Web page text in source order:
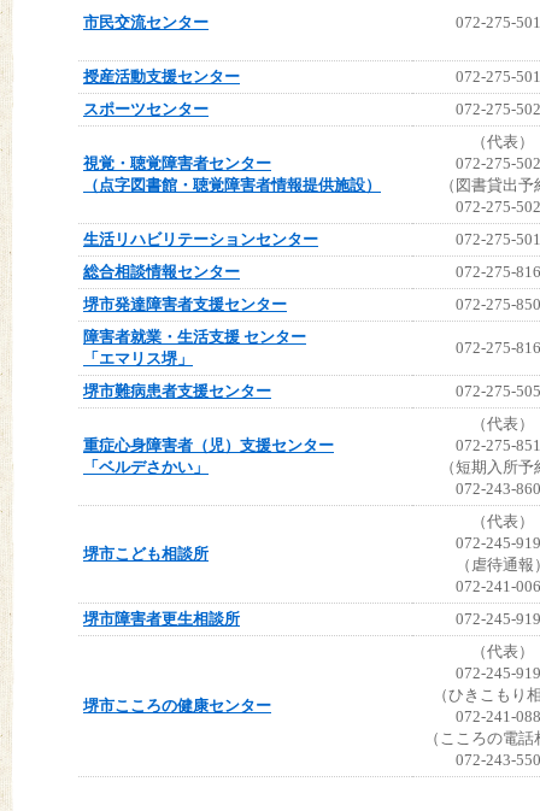
市民交流センター 072-275-
授産活動支援センター
072-275-
スポーツセンター
072-275-
視覚・聴覚障害者センター
（点字図書館・聴覚障害者情報提供施設）
（代表）
072-275-
（図書貸出予
072-275-
生活リハビリテーションセンター
072-275-
総合相談情報センター
072-275-
堺市発達障害者支援センター
072-275-
障害者就業・生活支援 センター
「エマリス堺」
072-275-
堺市難病患者支援センター 072-275-
重症心身障害者（児）支援センター
「ベルデさかい」
（代表）
072-275-
（短期入所予
072-243-
堺市こども相談所
（代表）
072-245-
（虐待通報
072-241-
堺市障害者更生相談所
072-245-
堺市こころの健康センター
（代表）
072-245-
（ひきこもり
072-241-
（こころの電
072-243-